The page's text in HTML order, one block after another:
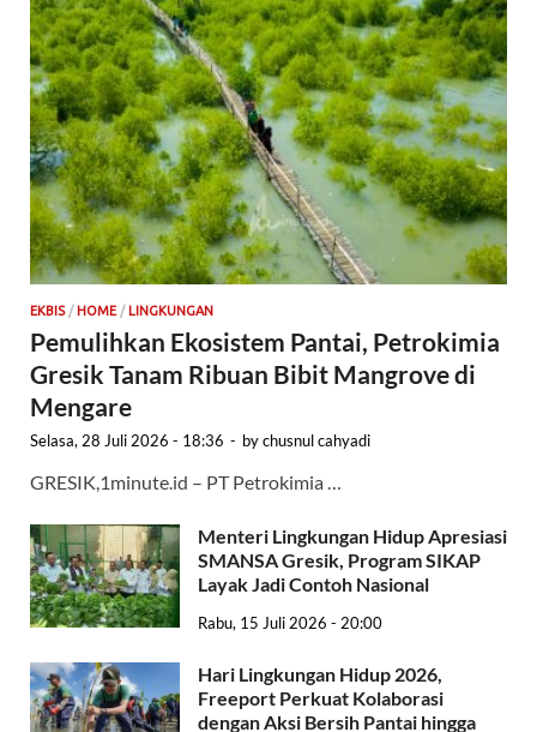
EKBIS/ HOME / LINGKUNGAN
Pemulihkan Ekosistem Pantai, Petrokimia
Gresik Tanam Ribuan Bibit Mangrove di
Mengare
Selasa, 28 Juli 2026 - 18:36 - bychusnul cahyadi
GRESIK,1minute.id – PT Petrokimia …
Menteri Lingkungan Hidup Apresiasi
SMANSA Gresik, Program SIKAP
Layak Jadi Contoh Nasional
Rabu, 15 Juli 2026 - 20:00
Hari Lingkungan Hidup 2026,
Freeport Perkuat Kolaborasi
dengan Aksi Bersih Pantai hingga